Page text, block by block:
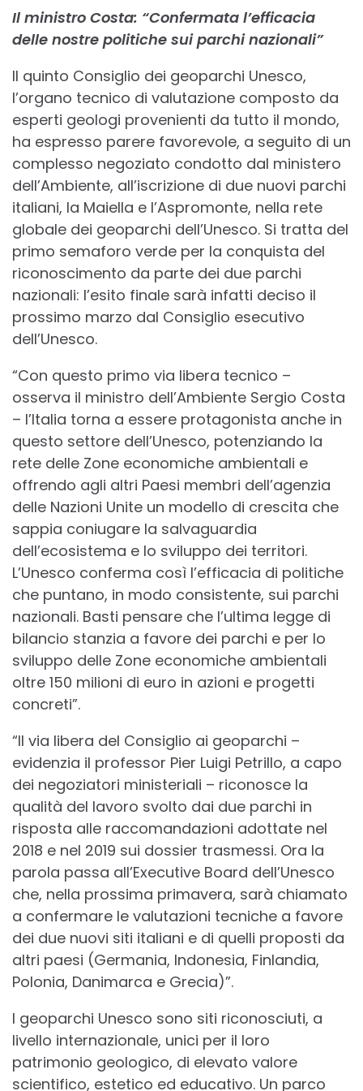
Il ministro Costa: “Confermata l’efficacia
delle nostre politiche sui parchi nazionali”
Il quinto Consiglio dei geoparchi Unesco,
l’organo tecnico di valutazione composto da
esperti geologi provenienti da tutto il mondo,
ha espresso parere favorevole, a seguito di un
complesso negoziato condotto dal ministero
dell’Ambiente, all’iscrizione di due nuovi parchi
italiani, la Maiella e l’Aspromonte, nella rete
globale dei geoparchi dell’Unesco. Si tratta del
primo semaforo verde per la conquista del
riconoscimento da parte dei due parchi
nazionali: l’esito finale sarà infatti deciso il
prossimo marzo dal Consiglio esecutivo
dell’Unesco.
“Con questo primo via libera tecnico –
osserva il ministro dell’Ambiente Sergio Costa
– l’Italia torna a essere protagonista anche in
questo settore dell’Unesco, potenziando la
rete delle Zone economiche ambientali e
offrendo agli altri Paesi membri dell’agenzia
delle Nazioni Unite un modello di crescita che
sappia coniugare la salvaguardia
dell’ecosistema e lo sviluppo dei territori.
L’Unesco conferma così l’efficacia di politiche
che puntano, in modo consistente, sui parchi
nazionali. Basti pensare che l’ultima legge di
bilancio stanzia a favore dei parchi e per lo
sviluppo delle Zone economiche ambientali
oltre 150 milioni di euro in azioni e progetti
concreti”.
“Il via libera del Consiglio ai geoparchi –
evidenzia il professor Pier Luigi Petrillo, a capo
dei negoziatori ministeriali – riconosce la
qualità del lavoro svolto dai due parchi in
risposta alle raccomandazioni adottate nel
2018 e nel 2019 sui dossier trasmessi. Ora la
parola passa all’Executive Board dell’Unesco
che, nella prossima primavera, sarà chiamato
a confermare le valutazioni tecniche a favore
dei due nuovi siti italiani e di quelli proposti da
altri paesi (Germania, Indonesia, Finlandia,
Polonia, Danimarca e Grecia)”.
I geoparchi Unesco sono siti riconosciuti, a
livello internazionale, unici per il loro
patrimonio geologico, di elevato valore
scientifico, estetico ed educativo. Un parco